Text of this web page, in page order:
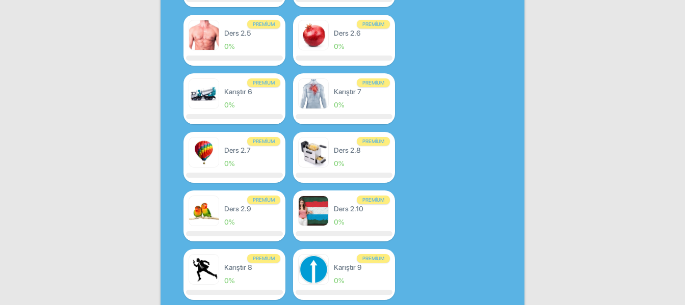
PREMIUM
Ders 2.5
0%
PREMIUM
Ders 2.6
0%
PREMIUM
Karıştır 6
0%
PREMIUM
Karıştır 7
0%
PREMIUM
Ders 2.7
0%
PREMIUM
Ders 2.8
0%
PREMIUM
Ders 2.9
0%
PREMIUM
Ders 2.10
0%
PREMIUM
Karıştır 8
0%
PREMIUM
Karıştır 9
0%